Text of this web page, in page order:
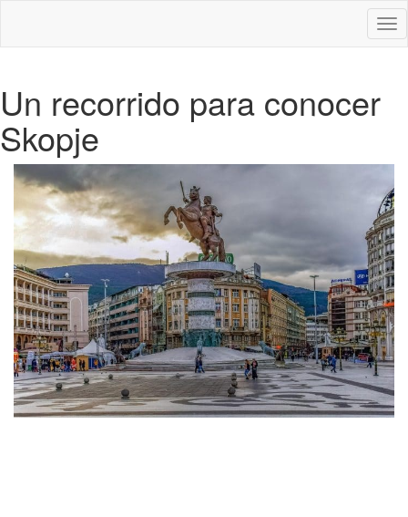
Un recorrido para conocer
Skopje